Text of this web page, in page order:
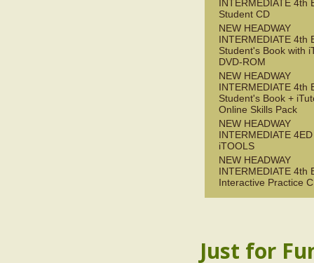
INTERMEDIATE 4th
Student CD
NEW HEADWAY
INTERMEDIATE 4th
Student's Book with
DVD-ROM
NEW HEADWAY
INTERMEDIATE 4th
Student's Book +
Online Skills Pack
NEW HEADWAY
INTERMEDIATE 4ED
iTOOLS
NEW HEADWAY
INTERMEDIATE 4th
Interactive Practice
Just for